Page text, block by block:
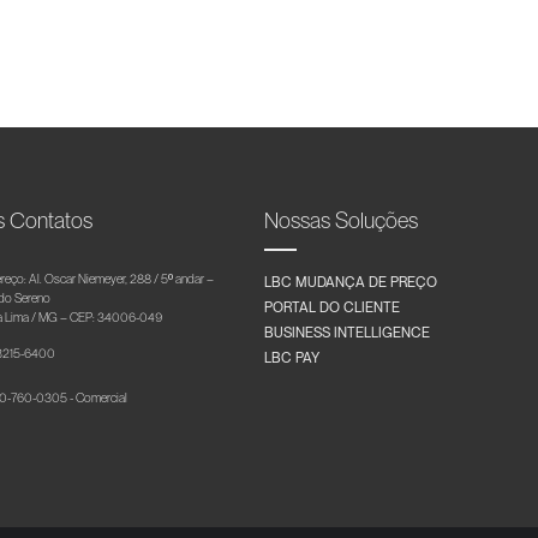
Contatos
Al. Oscar Niemeyer, 288 / 5º andar –
Sereno
Lima / MG – CEP: 34006-049
6400
760-0305 - Comercial
Nossas Soluções
LBC MUDANÇA DE PREÇO
PORTAL DO CLIENTE
BUSINESS INTELLIGENCE
LBC PAY